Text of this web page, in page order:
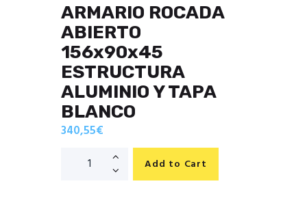
ARMARIO ROCADA
ABIERTO
156x90x45
ESTRUCTURA
ALUMINIO Y TAPA
BLANCO
340,55€
Add to Cart